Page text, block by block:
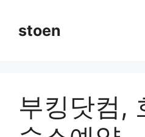
stoen
부킹닷컴,